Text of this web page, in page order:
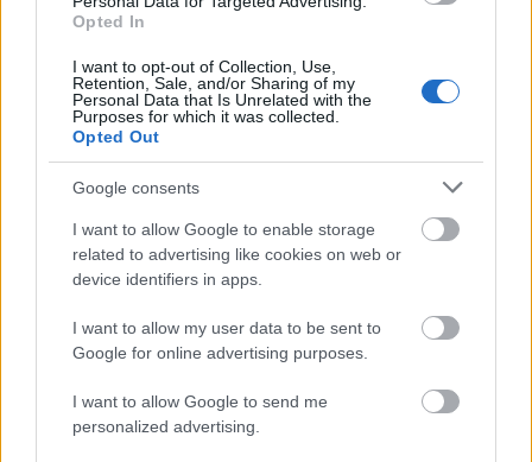
Opted In
I want to opt-out of Collection, Use,
Retention, Sale, and/or Sharing of my
Personal Data that Is Unrelated with the
Purposes for which it was collected.
Opted Out
Google consents
I want to allow Google to enable storage
related to advertising like cookies on web or
device identifiers in apps.
I want to allow my user data to be sent to
Google for online advertising purposes.
I want to allow Google to send me
personalized advertising.
pontos.
Számomra egy nagy tanulságot hordoz ennek a
vitának az olvasgatása: mi a fenének kell mindent
utánoznunk, amit Amerikában (jó eséllyel
Kaliforniában) kitalálnak? Azaz: nem kellene ilyen
hangzatos neveket adni, hanem nevezzék úgy, ami a
lényege: BÜNTETŐ TÖRVÉNYKÖNYV
SZIGORÍTÁSÁRÓL SZÓLÓ TÖRVÉNYJAVASLAT.
16 éve
nyelvészet.
A munkám nagyrészt abból áll, hogy az idegen